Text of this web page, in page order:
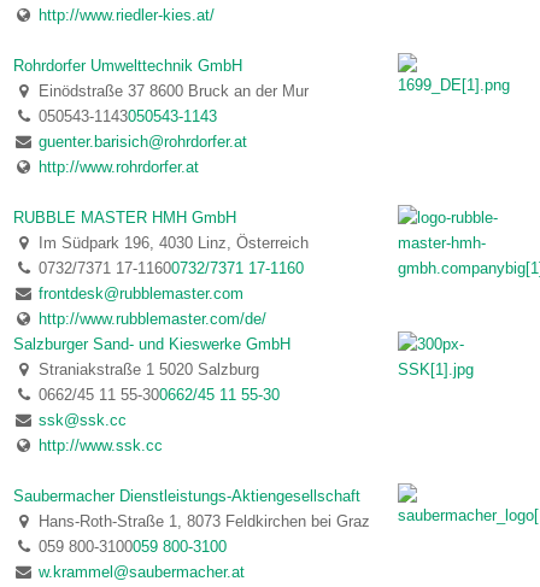
http://www.riedler-kies.at/
Rohrdorfer Umwelttechnik GmbH
Einödstraße 37 8600 Bruck an der Mur
050543-1143050543-1143
guenter.barisich@rohrdorfer.at
http://www.rohrdorfer.at
RUBBLE MASTER HMH GmbH
Im Südpark 196, 4030 Linz, Österreich
0732/7371 17-11600732/7371 17-1160
frontdesk@rubblemaster.com
http://www.rubblemaster.com/de/
Salzburger Sand- und Kieswerke GmbH
Straniakstraße 1 5020 Salzburg
0662/45 11 55-300662/45 11 55-30
ssk@ssk.cc
http://www.ssk.cc
Saubermacher Dienstleistungs-Aktiengesellschaft
Hans-Roth-Straße 1, 8073 Feldkirchen bei Graz
059 800-3100059 800-3100
w.krammel@saubermacher.at